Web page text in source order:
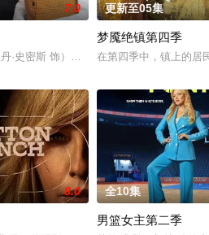
达克庄园，现代化的浪潮席卷而来，人
7.0
·史密斯 饰）与Matty（迈克尔·索恰 饰）
更新至05集
梦魇绝镇第四季
在第四季中，镇上的居
8.0 全10集
男篮女主第二季